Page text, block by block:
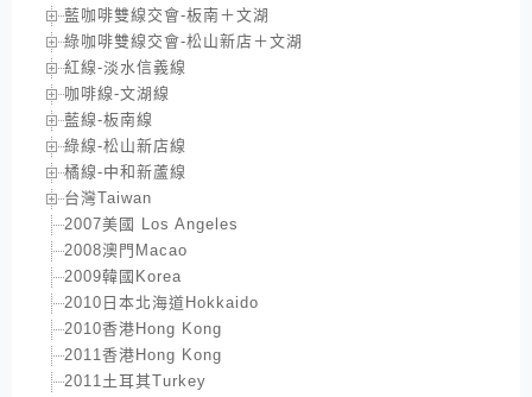
藍咖啡雙線交會-板南＋文湖
綠咖啡雙線交會-松山新店＋文湖
紅線-淡水信義線
咖啡線-文湖線
藍線-板南線
綠線-松山新店線
橘線-中和新蘆線
台灣Taiwan
2007美國 Los Angeles
2008澳門Macao
2009韓國Korea
2010日本北海道Hokkaido
2010香港Hong Kong
2011香港Hong Kong
2011土耳其Turkey